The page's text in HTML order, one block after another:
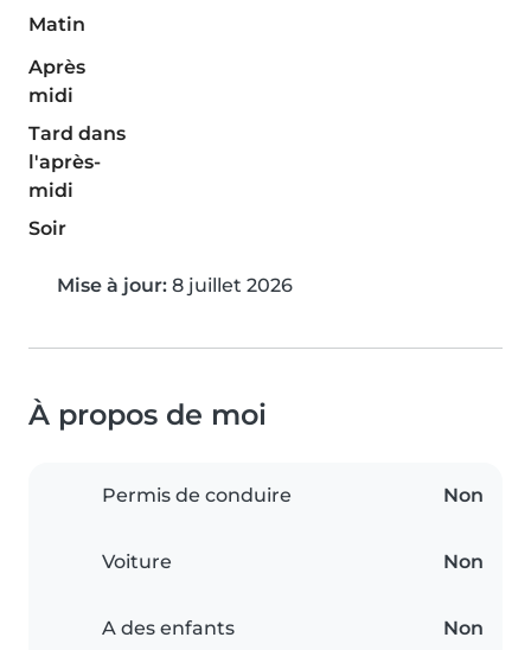
Matin
Après
midi
Tard dans
l'après-
midi
Soir
Mise à jour: 8 juillet 2026
À propos de moi
Permis de conduire Non
Voiture Non
A des enfants Non